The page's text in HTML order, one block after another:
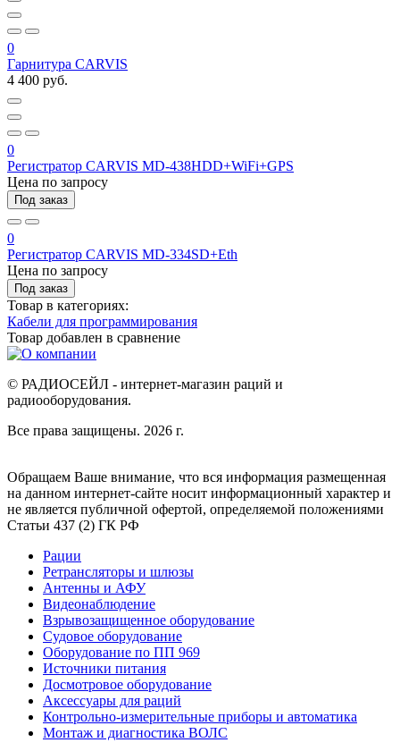
0
Гарнитура CARVIS
4 400 руб.
0
Регистратор CARVIS MD-438HDD+WiFi+GPS
Цена по запросу
Под заказ
0
Регистратор CARVIS MD-334SD+Eth
Цена по запросу
Под заказ
Товар в категориях:
Кабели для программирования
Товар добавлен в сравнение
© РАДИОСЕЙЛ - интернет-магазин раций и
радиооборудования.
Все права защищены. 2026 г.
Обращаем Ваше внимание, что вся информация размещенная
на данном интернет-сайте носит информационный характер и
не является публичной офертой, определяемой положениями
Статьи 437 (2) ГК РФ
Рации
Ретрансляторы и шлюзы
Антенны и АФУ
Видеонаблюдение
Взрывозащищенное оборудование
Судовое оборудование
Оборудование по ПП 969
Источники питания
Досмотровое оборудование
Аксессуары для раций
Контрольно-измерительные приборы и автоматика
Монтаж и диагностика ВОЛС